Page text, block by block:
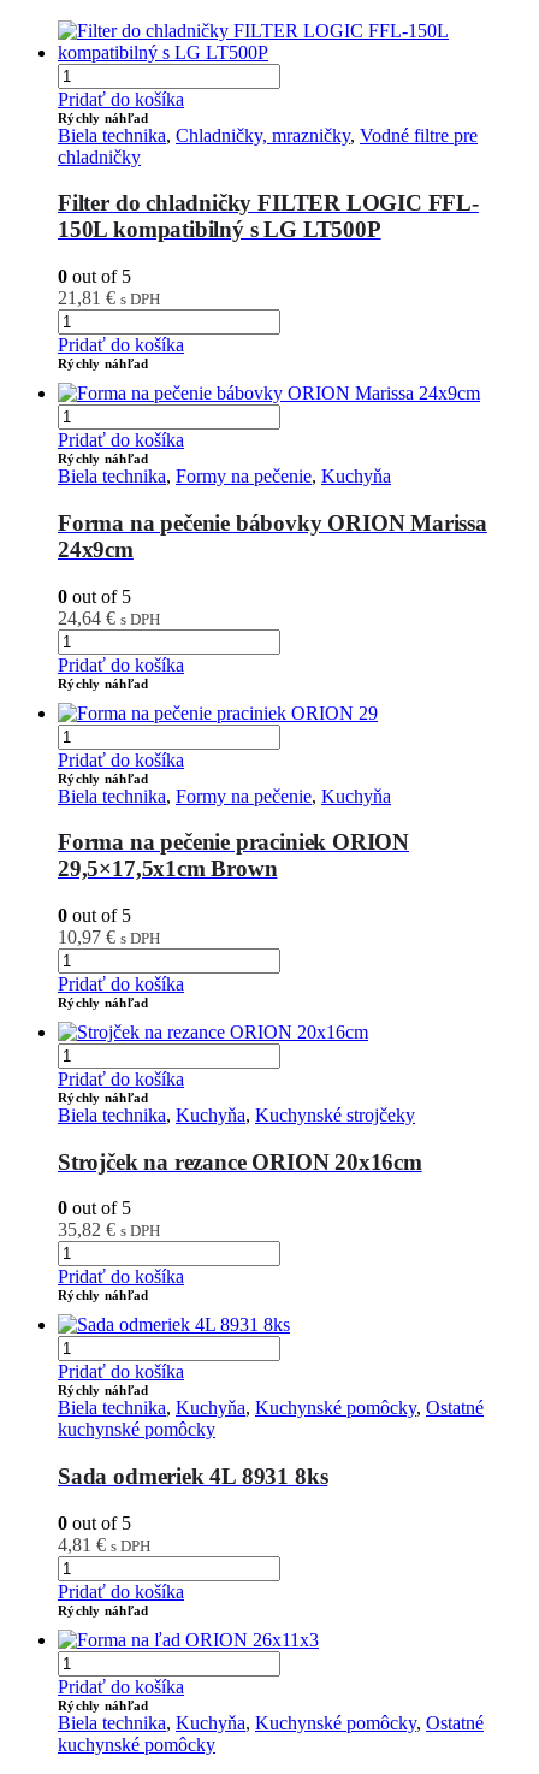
Pridať do košíka
Rýchly náhľad
Biela technika, Chladničky, mrazničky, Vodné filtre pre
chladničky
Filter do chladničky FILTER LOGIC FFL-
150L kompatibilný s LG LT500P
0 out of 5
21,81 € s DPH
Pridať do košíka
Rýchly náhľad
Pridať do košíka
Rýchly náhľad
Biela technika, Formy na pečenie, Kuchyňa
Forma na pečenie bábovky ORION Marissa
24x9cm
0 out of 5
24,64 € s DPH
Pridať do košíka
Rýchly náhľad
Pridať do košíka
Rýchly náhľad
Biela technika, Formy na pečenie, Kuchyňa
Forma na pečenie praciniek ORION
29,5×17,5x1cm Brown
0 out of 5
10,97 € s DPH
Pridať do košíka
Rýchly náhľad
Pridať do košíka
Rýchly náhľad
Biela technika, Kuchyňa, Kuchynské strojčeky
Strojček na rezance ORION 20x16cm
0 out of 5
35,82 € s DPH
Pridať do košíka
Rýchly náhľad
Pridať do košíka
Rýchly náhľad
Biela technika, Kuchyňa, Kuchynské pomôcky, Ostatné
kuchynské pomôcky
Sada odmeriek 4L 8931 8ks
0 out of 5
4,81 € s DPH
Pridať do košíka
Rýchly náhľad
Pridať do košíka
Rýchly náhľad
Biela technika, Kuchyňa, Kuchynské pomôcky, Ostatné
kuchynské pomôcky